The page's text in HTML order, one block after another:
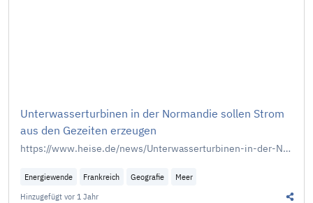
Unterwasserturbinen in der Normandie sollen Strom
aus den Gezeiten erzeugen
https://www.heise.de/news/Unterwasserturbinen-in-der-Normandie-sollen-Strom-aus-den-Gezeiten-erzeugen-10318626.html
Energiewende Frankreich Geografie
Meer
Hinzugefügt vor 1 Jahr